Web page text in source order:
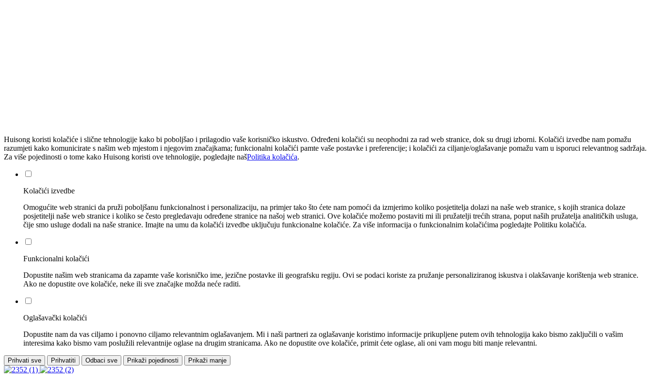
Huisong koristi kolačiće i slične tehnologije kako bi poboljšao i prilagodio vaše korisničko iskustvo. Određeni kolačići su neophodni za rad web stranice, dok su drugi izborni. Kolačići izvedbe nam pomažu
razumjeti kako komunicirate s našim web mjestom i njegovim značajkama; funkcionalni kolačići pamte vaše postavke i preferencije; i kolačići za ciljanje/oglašavanje pomažu vam u isporuci relevantnog sadržaja.
Za više pojedinosti o tome kako Huisong koristi ove tehnologije, pogledajte našPolitika kolačića.
Kolačići izvedbe
Omogućite web stranici da pruži poboljšanu funkcionalnost i personalizaciju, na primjer tako što ćete nam pomoći da izmjerimo koliko posjetitelja dolazi na naše web stranice, s kojih stranica dolaze
posjetitelji naše web stranice i koliko se često pregledavaju određene stranice na našoj web stranici. Ove kolačiće možemo postaviti mi ili pružatelji trećih strana, poput naših pružatelja analitičkih usluga,
čije smo usluge dodali na naše stranice. Imajte na umu da kolačići izvedbe uključuju funkcionalne kolačiće. Za više informacija o funkcionalnim kolačićima pogledajte Politiku kolačića.
Funkcionalni kolačići
Dopustite našim web stranicama da zapamte vaše korisničko ime, jezične postavke ili geografsku regiju. Ovi se podaci koriste za pružanje personaliziranog iskustva i olakšavanje korištenja web stranice.
Ako ne dopustite ove kolačiće, neke ili sve značajke možda neće raditi.
Oglašavački kolačići
Dopustite nam da vas ciljamo i ponovno ciljamo relevantnim oglašavanjem. Mi i naši partneri za oglašavanje koristimo informacije prikupljene putem ovih tehnologija kako bismo zaključili o vašim
interesima kako bismo vam poslužili relevantnije oglase na drugim stranicama. Ako ne dopustite ove kolačiće, primit ćete oglase, ali oni vam mogu biti manje relevantni.
Prihvati sve Prihvatiti Odbaci sve Prikaži pojedinosti Prikaži manje